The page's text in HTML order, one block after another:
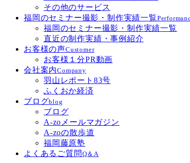
その他のサービス
福岡のセミナー撮影・制作実績一覧
福岡のセミナー撮影・制作実績一覧
直近の制作実績・事例紹介
お客様の声Customer
お客様１分PR動画
会社案内Company
羽山レポート83号
ふくおか経済
ブログblog
ブログ
A-zoメールマガジン
A-zoの散歩道
福岡藤原塾
よくあるご質問 Q＆A